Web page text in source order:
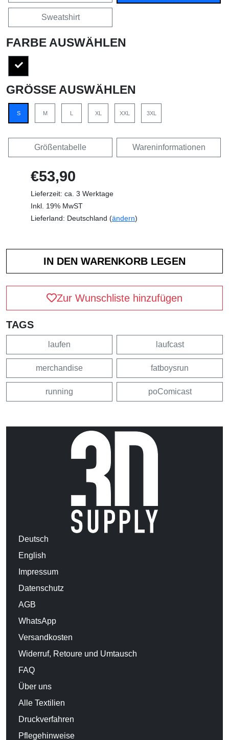
Sweatshirt
FARBE AUSWÄHLEN
GRÖSSE AUSWÄHLEN
S M L XL XXL 3XL
Größentabelle Wareninformationen
€53,90
Lieferzeit: ca. 3 Werktage
Inkl. 19% MwST
Lieferland: Deutschland (ändern)
Zur Wunschliste hinzufügen
TAGS
laufen laufcast
merchandise fatboysrun
running poComicast
Deutsch
English
Impressum
Datenschutz
AGB
WhatsApp
Versandkosten
Widerruf, Retoure und Umtausch
FAQ
Über uns
Alle Textilien
Druckverfahren
Pflegehinweise